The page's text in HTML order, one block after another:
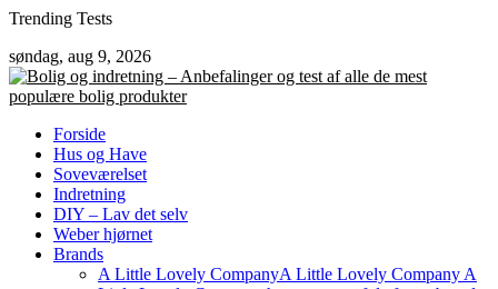
Skip
content
Trending Tests
søndag, aug 9, 2026
Forside
Hus og Have
Soveværelset
Indretning
DIY – Lav det selv
Weber hjørnet
Brands
A Little Lovely CompanyA Little Lovely Company A